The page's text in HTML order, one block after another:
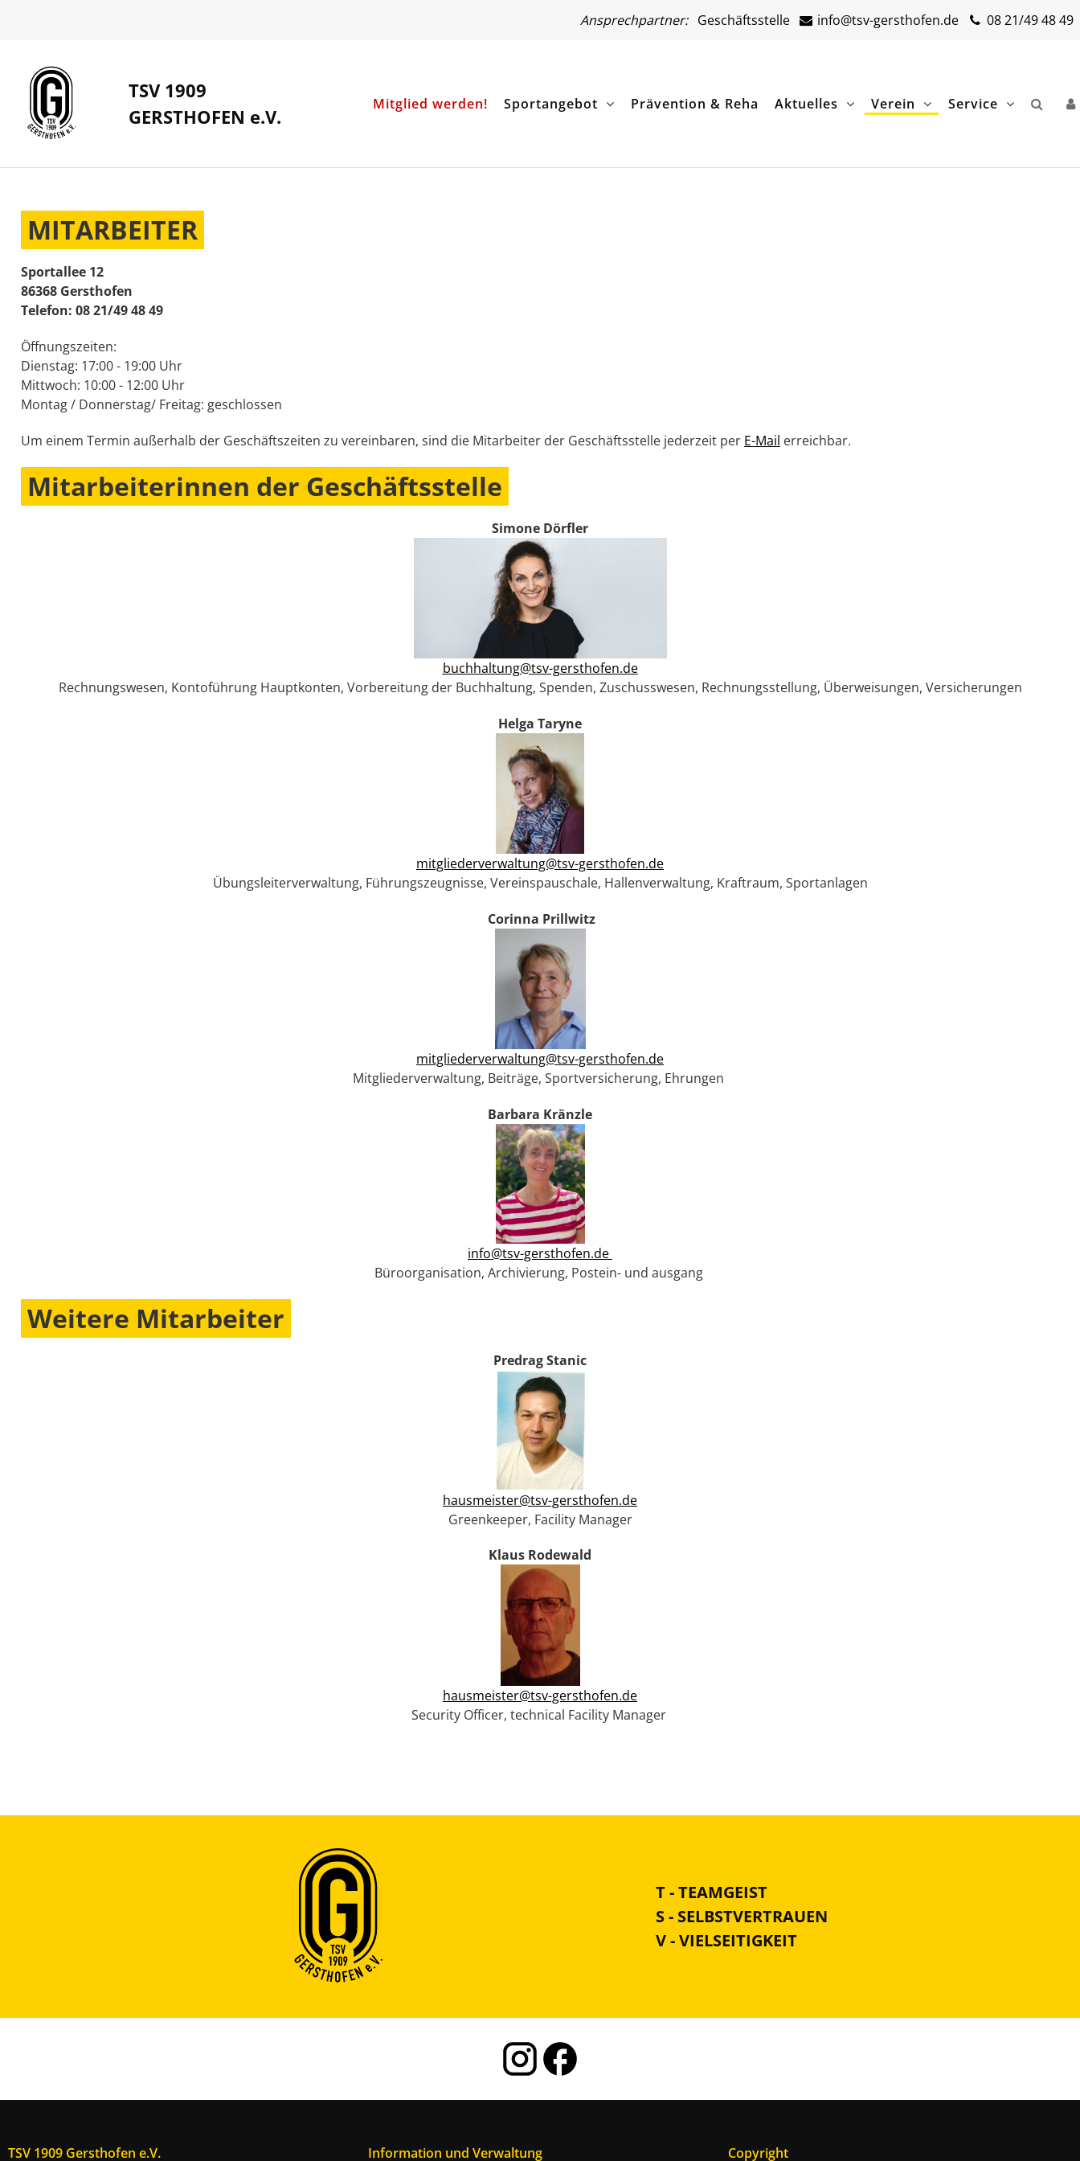
Ansprechpartner:Geschäftsstelle info@tsv-gersthofen.de 08 21/49 48 49
TSV 1909
GERSTHOFEN e.V.
Mitglied werden! Sportangebot Prävention & Reha Aktuelles Verein Service
MITARBEITER
Sportallee 12
86368 Gersthofen
Telefon: 08 21/49 48 49
Öffnungszeiten:
Dienstag: 17:00 - 19:00 Uhr
Mittwoch: 10:00 - 12:00 Uhr
Montag / Donnerstag/ Freitag: geschlossen
Um einem Termin außerhalb der Geschäftszeiten zu vereinbaren, sind die Mitarbeiter der Geschäftsstelle jederzeit per E-Mail erreichbar.
Mitarbeiterinnen der Geschäftsstelle
Simone Dörfler
buchhaltung@tsv-gersthofen.de
Rechnungswesen, Kontoführung Hauptkonten, Vorbereitung der Buchhaltung, Spenden, Zuschusswesen, Rechnungsstellung, Überweisungen, Versicherungen
Helga Taryne
mitgliederverwaltung@tsv-gersthofen.de
Übungsleiterverwaltung, Führungszeugnisse, Vereinspauschale, Hallenverwaltung, Kraftraum, Sportanlagen
Corinna Prillwitz
mitgliederverwaltung@tsv-gersthofen.de
Mitgliederverwaltung, Beiträge, Sportversicherung, Ehrungen
Barbara Kränzle
info@tsv-gersthofen.de
Büroorganisation, Archivierung, Postein- und ausgang
Weitere Mitarbeiter
Predrag Stanic
hausmeister@tsv-gersthofen.de
Greenkeeper, Facility Manager
Klaus Rodewald
hausmeister@tsv-gersthofen.de
Security Officer, technical Facility Manager
T - TEAMGEIST
S - SELBSTVERTRAUEN
V - VIELSEITIGKEIT
TSV 1909 Gersthofen e.V. Information und Verwaltung Copyright